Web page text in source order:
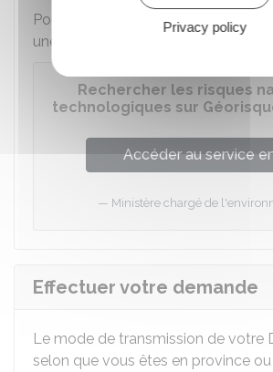
Pour savoir si vous êtes dans l'un de
une base de données est à votre
Rechercher les risques
technologiques sur
Accéder au service
Ministère chargé de
Effectuer votre demande
Le mode de transmission de votre
selon que vous êtes en province ou
Privacy policy